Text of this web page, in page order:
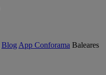
Blog App Conforama Baleares